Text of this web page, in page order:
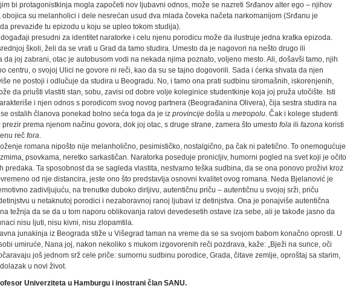
bi protagonistkinja mogla započeti nov ljubavni odnos, može se nazreti Srđanov alter ego – njihov
obojica su melanholici i dele nesrećan usud dva mlada čoveka načeta narkomanijom (Srđanu je
prevaziđe tu epizodu u koju se upleo tokom studija).
presudni za identitet naratorke i celu njenu porodicu može da ilustruje jedna kratka epizoda.
školi, želi da se vrati u Grad da tamo studira. Umesto da je nagovori na nešto drugo ili
da joj zabrani, otac je autobusom vodi na nekada njima poznato, voljeno mesto. Ali, došavši tamo, njih
centru, o svojoj Ulici ne govore ni reči, kao da su se tajno dogovorili. Sada i ćerka shvata da njen
ne postoji i odlučuje da studira u Beogradu. No, i tamo ona prati sudbinu siromašnih, iskorenjenih,
da priušti vlastiti stan, sobu, zavisi od dobre volje koleginice studentkinje koja joj pruža utočište. Isti
i njen odnos s porodicom svog novog partnera (Beograđanina Olivera), čija sestra studira na
ostalih članova ponekad bolno seća toga da je iz provincije došla u metropolu. Čak i kolege studenti
prema njenom načinu govora, dok joj otac, s druge strane, zamera što umesto fola ili fazona koristi
reč fora.
romana nipošto nije melanholično, pesimističko, nostalgično, pa čak ni patetično. To onemogućuje
psovkama, neretko sarkastičan. Naratorka poseduje pronicljiv, humorni pogled na svet koji je očito
predaka. Ta sposobnost da se sagleda vlastita, nestvarno teška sudbina, da se ona ponovo proživi kroz
od nje distancira, jeste ono što predstavlja osnovni kvalitet ovog romana. Neda Bjelanović je
zadivljujuću, na trenutke duboko dirljivu, autentičnu priču – autentičnu u svojoj srži, priču
u netaknutoj porodici i nezaboravnoj ranoj ljubavi iz detinjstva. Ona je ponajviše autentična
težnja da se da u tom naporu oblikovanja ratovi devedesetih ostave iza sebe, ali je takođe jasno da
nisu ljuti, nisu kivni, nisu zlopamtila.
junakinja iz Beograda stiže u Višegrad taman na vreme da se sa svojom babom konačno oprosti. U
umiruće, Nana joj, nakon nekoliko s mukom izgovorenih reči pozdrava, kaže: „Bježi na sunce, oči
još jednom srž cele priče: sumornu sudbinu porodice, Grada, čitave zemlje, oproštaj sa starim,
u novi život.
Univerziteta u Hamburgu i inostrani član SANU.